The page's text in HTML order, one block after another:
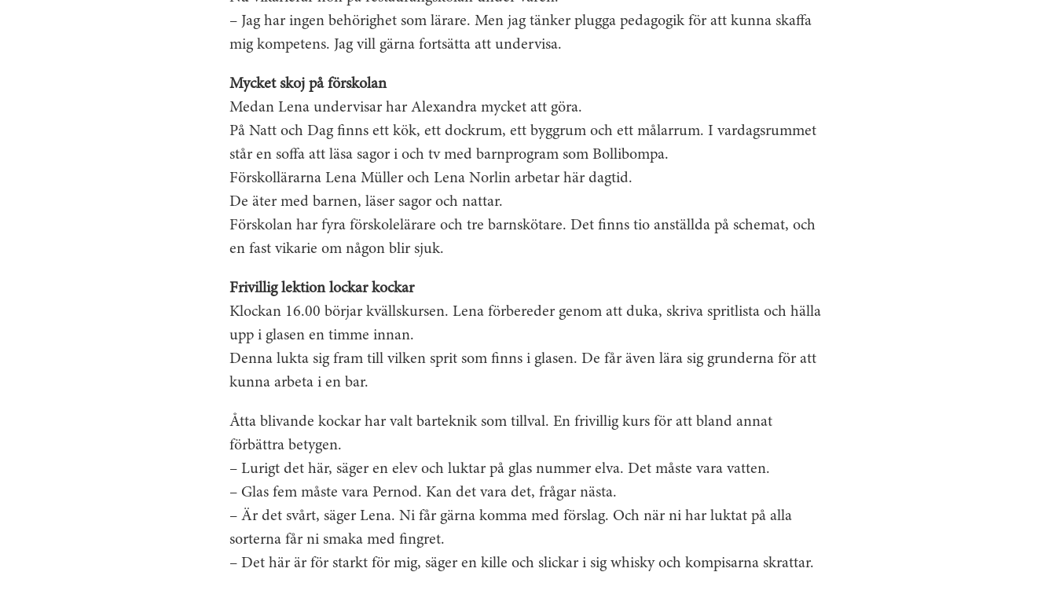
– Jag har ingen behörighet som lärare. Men jag tänker plugga pedagogik för att kunna skaffa
mig kompetens. Jag vill gärna fortsätta att undervisa.
Mycket skoj på förskolan
Medan Lena undervisar har Alexandra mycket att göra.
På Natt och Dag finns ett kök, ett dockrum, ett byggrum och ett målarrum. I vardagsrummet
står en soffa att läsa sagor i och tv med barnprogram som Bollibompa.
Förskollärarna Lena Müller och Lena Norlin arbetar här dagtid.
De äter med barnen, läser sagor och nattar.
Förskolan har fyra förskolelärare och tre barnskötare. Det finns tio anställda på schemat, och
en fast vikarie om någon blir sjuk.
Frivillig lektion lockar kockar
Klockan 16.00 börjar kvällskursen. Lena förbereder genom att duka, skriva spritlista och hälla
upp i glasen en timme innan.
Denna lukta sig fram till vilken sprit som finns i glasen. De får även lära sig grunderna för att
kunna arbeta i en bar.
Åtta blivande kockar har valt barteknik som tillval. En frivillig kurs för att bland annat
förbättra betygen.
– Lurigt det här, säger en elev och luktar på glas nummer elva. Det måste vara vatten.
– Glas fem måste vara Pernod. Kan det vara det, frågar nästa.
– Är det svårt, säger Lena. Ni får gärna komma med förslag. Och när ni har luktat på alla
sorterna får ni smaka med fingret.
– Det här är för starkt för mig, säger en kille och slickar i sig whisky och kompisarna skrattar.